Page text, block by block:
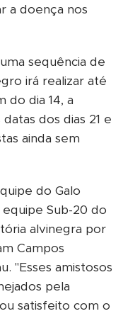
a doença nos
sequência de
irá realizar até
do dia 14, a
dos dias 21 e
ainda sem
do Galo
Sub-20 do
alvinegra por
Campos
"Esses amistosos
pela
satisfeito com o